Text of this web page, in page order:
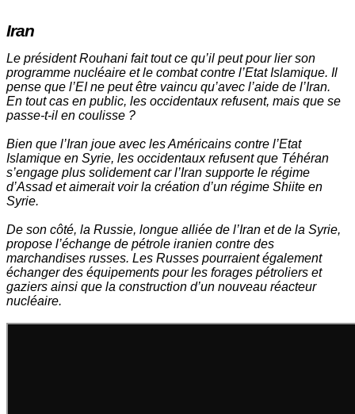
Iran
Le président Rouhani fait tout ce qu’il peut pour lier son
programme nucléaire et le combat contre l’Etat Islamique. Il
pense que l’EI ne peut être vaincu qu’avec l’aide de l’Iran.
En tout cas en public, les occidentaux refusent, mais que se
passe-t-il en coulisse ?
Bien que l’Iran joue avec les Américains contre l’Etat
Islamique en Syrie, les occidentaux refusent que Téhéran
s’engage plus solidement car l’Iran supporte le régime
d’Assad et aimerait voir la création d’un régime Shiite en
Syrie.
De son côté, la Russie, longue alliée de l’Iran et de la Syrie,
propose l’échange de pétrole iranien contre des
marchandises russes. Les Russes pourraient également
échanger des équipements pour les forages pétroliers et
gaziers ainsi que la construction d’un nouveau réacteur
nucléaire.